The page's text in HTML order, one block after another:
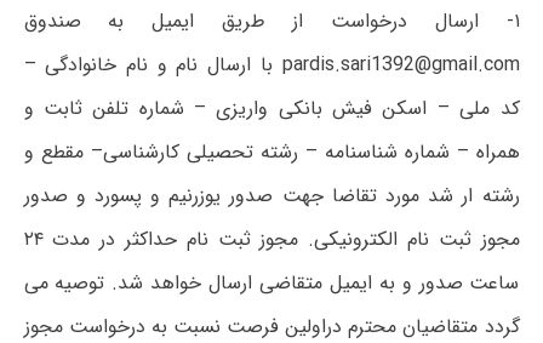
۱- ارسال درخواست از طریق ایمیل به صندوق
pardis.sari1392@gmail.com با ارسال نام و نام خانوادگی –
کد ملی – اسکن فیش بانکی واریزی – شماره تلفن ثابت و
همراه – شماره شناسنامه – رشته تحصیلی کارشناسی– مقطع و
رشته ار شد مورد تقاضا جهت صدور یوزرنیم و پسورد و صدور
مجوز ثبت نام الکترونیکی. مجوز ثبت نام حداکثر در مدت ۲۴
ساعت صدور و به ایمیل متقاضی ارسال خواهد شد. توصیه می
گردد متقاضیان محترم دراولین فرصت نسبت به درخواست مجوز